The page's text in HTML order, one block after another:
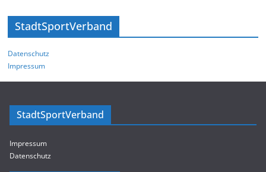
StadtSportVerband
Datenschutz
Impressum
StadtSportVerband
Impressum
Datenschutz